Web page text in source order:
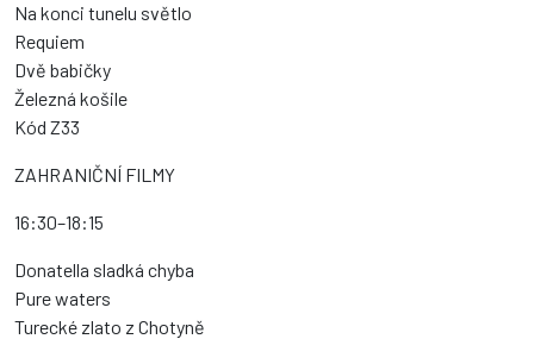
Na konci tunelu světlo
Requiem
Dvě babičky
Železná košile
Kód Z33
ZAHRANIČNÍ FILMY
16:30–18:15
Donatella sladká chyba
Pure waters
Turecké zlato z Chotyně